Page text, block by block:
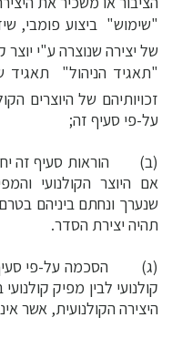
"שימוש"  ביצוע פומבי,
של יצירה שנוצרה ע"י יוצר
"תאגיד הניהול" 
זכויותיהם של היוצרים
על-פי סעיף זה;
(ב) הוראות סעיף זה
אם היוצר הקולנועי
שנערך ונחתם ביניהם
תהיה יצירת הסדר.
(ג) הסכמה על-פי סעיף
קולנועי לבין מפיק
היצירה הקולנועית, אשר